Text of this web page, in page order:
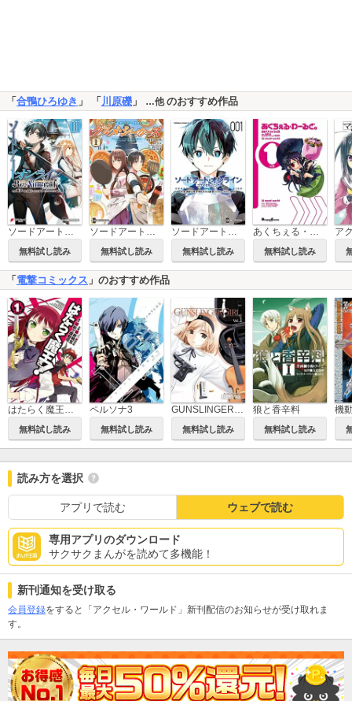
「 合鴨ひろゆき 」 「 川原礫 」 …他のおすすめ作品
ソードアート・オンライン Re:Aincrad
無料試し読み
ソードアート・オンライン オルタナティブ グルメ・シーカーズ
無料試し読み
ソードアート・オンライン ユナイタル・リング
無料試し読み
あくちぇる・わーるど。
無料試し読み
「 電撃コミックス 」のおすすめ作品
はたらく魔王さま！
無料試し読み
ペルソナ3
無料試し読み
GUNSLINGER GIRL
無料試し読み
狼と香辛料
無料試し読み
読み方を選択
アプリで読む ウェブで読む
専用アプリのダウンロード
サクサクまんがを読めて多機能！
新刊通知を受け取る
会員登録をすると「アクセル・ワールド」新刊配信のお知らせが受け取れま
す。